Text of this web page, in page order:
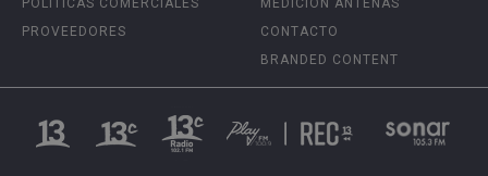
PROVEEDORES
CONTACTO
BRANDED CONTENT